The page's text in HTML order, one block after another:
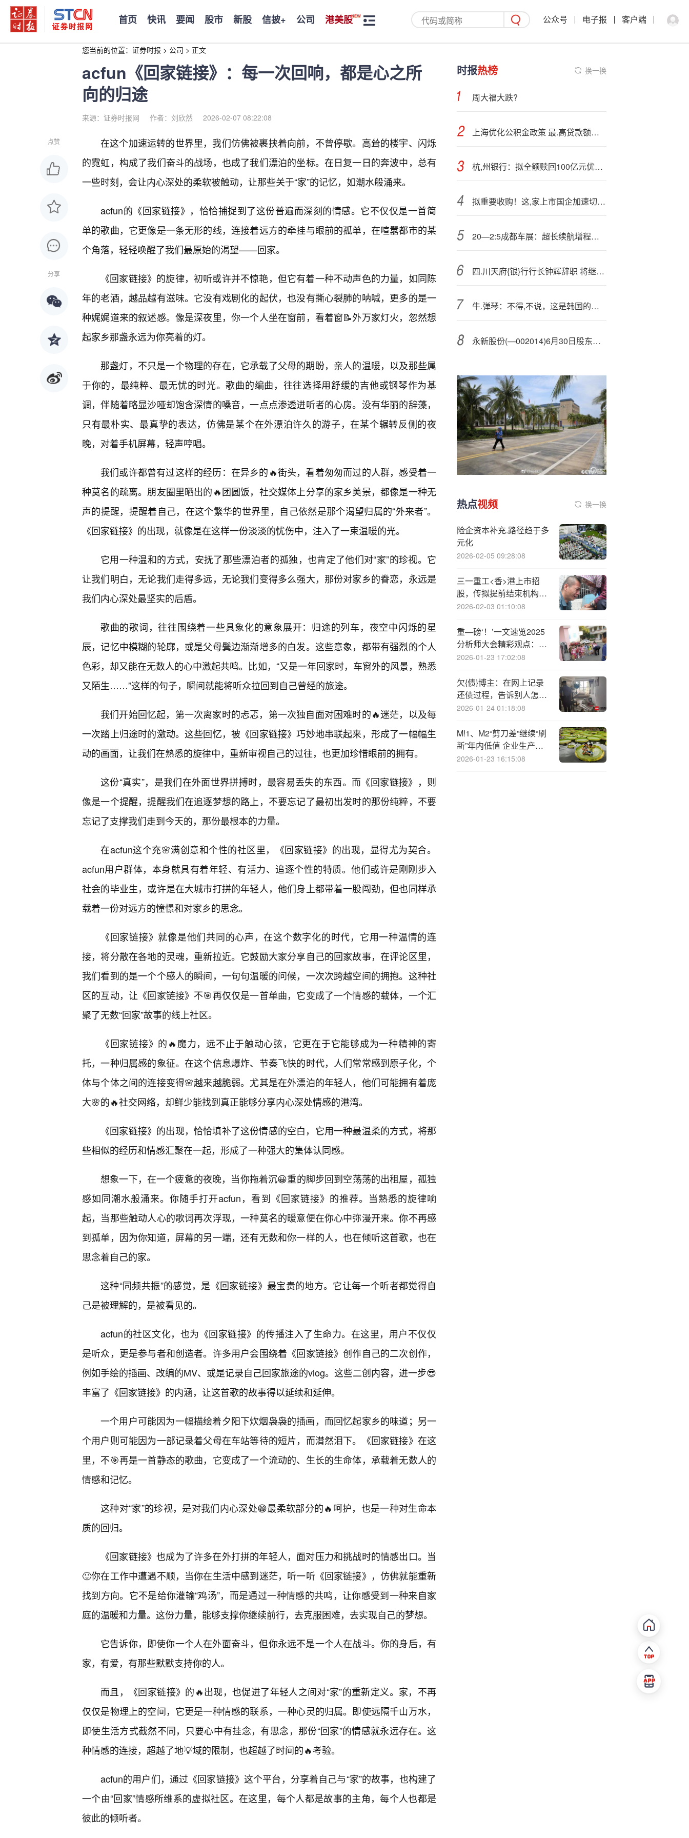
首页 快讯 要闻 股市 新股 信披+ 公司 港美股 公众号 电子报 客户端
您当前的位置： 证券时报 > 公司 > 正文
acfun《回家链接》：每一次回响，都是心之所
向的归途
来源：证券时报网 作者：刘欣然 2026-02-07 08:22:08
点赞
分享
在这个加速运转的世界里，我们仿佛被裹挟着向前，不曾停歇。高耸的楼宇、闪烁
的霓虹，构成了我们奋斗的战场，也成了我们漂泊的坐标。在日复一日的奔波中，总有
一些时刻，会让内心深处的柔软被触动，让那些关于“家”的记忆，如潮水般涌来。
acfun的《回家链接》，恰恰捕捉到了这份普遍而深刻的情感。它不仅仅是一首简
单的歌曲，它更像是一条无形的线，连接着远方的牵挂与眼前的孤单，在喧嚣都市的某
个角落，轻轻唤醒了我们最原始的渴望——回家。
《回家链接》的旋律，初听或许并不惊艳，但它有着一种不动声色的力量，如同陈
年的老酒，越品越有滋味。它没有戏剧化的起伏，也没有撕心裂肺的呐喊，更多的是一
种娓娓道来的叙述感。像是深夜里，你一个人坐在窗前，看着窗📝外万家灯火，忽然想
起家乡那盏永远为你亮着的灯。
那盏灯，不只是一个物理的存在，它承载了父母的期盼，亲人的温暖，以及那些属
于你的，最纯粹、最无忧的时光。歌曲的编曲，往往选择用舒缓的吉他或钢琴作为基
调，伴随着略显沙哑却饱含深情的嗓音，一点点渗透进听者的心房。没有华丽的辞藻，
只有最朴实、最真挚的表达，仿佛是某个在外漂泊许久的游子，在某个辗转反侧的夜
晚，对着手机屏幕，轻声哼唱。
我们或许都曾有过这样的经历：在异乡的🔥街头，看着匆匆而过的人群，感受着一
种莫名的疏离。朋友圈里晒出的🔥团圆饭，社交媒体上分享的家乡美景，都像是一种无
声的提醒，提醒着自己，在这个繁华的世界里，自己依然是那个渴望归属的“外来者”。
《回家链接》的出现，就像是在这样一份淡淡的忧伤中，注入了一束温暖的光。
它用一种温和的方式，安抚了那些漂泊者的孤独，也肯定了他们对“家”的珍视。它
让我们明白，无论我们走得多远，无论我们变得多么强大，那份对家乡的眷恋，永远是
我们内心深处最坚实的后盾。
歌曲的歌词，往往围绕着一些具象化的意象展开：归途的列车，夜空中闪烁的星
辰，记忆中模糊的轮廓，或是父母鬓边渐渐增多的白发。这些意象，都带有强烈的个人
色彩，却又能在无数人的心中激起共鸣。比如，“又是一年回家时，车窗外的风景，熟悉
又陌生……”这样的句子，瞬间就能将听众拉回到自己曾经的旅途。
我们开始回忆起，第一次离家时的忐忑，第一次独自面对困难时的🔥迷茫，以及每
一次踏上归途时的激动。这些回忆，被《回家链接》巧妙地串联起来，形成了一幅幅生
动的画面，让我们在熟悉的旋律中，重新审视自己的过往，也更加珍惜眼前的拥有。
这份“真实”，是我们在外面世界拼搏时，最容易丢失的东西。而《回家链接》，则
像是一个提醒，提醒我们在追逐梦想的路上，不要忘记了最初出发时的那份纯粹，不要
忘记了支撑我们走到今天的，那份最根本的力量。
在acfun这个充🌸满创意和个性的社区里，《回家链接》的出现，显得尤为契合。
acfun用户群体，本身就具有着年轻、有活力、追逐个性的特质。他们或许是刚刚步入
社会的毕业生，或许是在大城市打拼的年轻人，他们身上都带着一股闯劲，但也同样承
载着一份对远方的憧憬和对家乡的思念。
《回家链接》就像是他们共同的心声，在这个数字化的时代，它用一种温情的连
接，将分散在各地的灵魂，重新拉近。它鼓励大家分享自己的回家故事，在评论区里，
我们看到的是一个个感人的瞬间，一句句温暖的问候，一次次跨越空间的拥抱。这种社
区的互动，让《回家链接》不🎯再仅仅是一首单曲，它变成了一个情感的载体，一个汇
聚了无数“回家”故事的线上社区。
《回家链接》的🔥魔力，远不止于触动心弦，它更在于它能够成为一种精神的寄
托，一种归属感的象征。在这个信息爆炸、节奏飞快的时代，人们常常感到原子化，个
体与个体之间的连接变得🌸越来越脆弱。尤其是在外漂泊的年轻人，他们可能拥有着庞
大🌸的🔥社交网络，却鲜少能找到真正能够分享内心深处情感的港湾。
《回家链接》的出现，恰恰填补了这份情感的空白，它用一种最温柔的方式，将那
些相似的经历和情感汇聚在一起，形成了一种强大的集体认同感。
想象一下，在一个疲惫的夜晚，当你拖着沉😀重的脚步回到空荡荡的出租屋，孤独
感如同潮水般涌来。你随手打开acfun，看到《回家链接》的推荐。当熟悉的旋律响
起，当那些触动人心的歌词再次浮现，一种莫名的暖意便在你心中弥漫开来。你不再感
到孤单，因为你知道，屏幕的另一端，还有无数和你一样的人，也在倾听这首歌，也在
思念着自己的家。
这种“同频共振”的感觉，是《回家链接》最宝贵的地方。它让每一个听者都觉得自
己是被理解的，是被看见的。
acfun的社区文化，也为《回家链接》的传播注入了生命力。在这里，用户不仅仅
是听众，更是参与者和创造者。许多用户会围绕着《回家链接》创作自己的二次创作，
例如手绘的插画、改编的MV、或是记录自己回家旅途的vlog。这些二创内容，进一步😎
丰富了《回家链接》的内涵，让这首歌的故事得以延续和延伸。
一个用户可能因为一幅描绘着夕阳下炊烟袅袅的插画，而回忆起家乡的味道；另一
个用户则可能因为一部记录着父母在车站等待的短片，而潸然泪下。《回家链接》在这
里，不🎯再是一首静态的歌曲，它变成了一个流动的、生长的生命体，承载着无数人的
情感和记忆。
这种对“家”的珍视，是对我们内心深处😁最柔软部分的🔥呵护，也是一种对生命本
质的回归。
《回家链接》也成为了许多在外打拼的年轻人，面对压力和挑战时的情感出口。当
🙂你在工作中遭遇不顺，当你在生活中感到迷茫，听一听《回家链接》，仿佛就能重新
找到方向。它不是给你灌输“鸡汤”，而是通过一种情感的共鸣，让你感受到一种来自家
庭的温暖和力量。这份力量，能够支撑你继续前行，去克服困难，去实现自己的梦想。
它告诉你，即使你一个人在外面奋斗，但你永远不是一个人在战斗。你的身后，有
家，有爱，有那些默默支持你的人。
而且，《回家链接》的🔥出现，也促进了年轻人之间对“家”的重新定义。家，不再
仅仅是物理上的空间，它更是一种情感的联系，一种心灵的归属。即使远隔千山万水，
即使生活方式截然不同，只要心中有挂念，有思念，那份“回家”的情感就永远存在。这
种情感的连接，超越了地💡域的限制，也超越了时间的🔥考验。
acfun的用户们，通过《回家链接》这个平台，分享着自己与“家”的故事，也构建了
一个由“回家”情感所维系的虚拟社区。在这里，每个人都是故事的主角，每个人也都是
彼此的倾听者。
时报热榜 换一换
周大福大跌?
上海优化公积金政策 最.高贷款额度提高至216万元
杭,州银行：拟全额赎回100亿元优先股
拟重要收购！这,家上市国企加速切入机器人等领域
20—2:5成都车展：超长续航增程－插混的修罗场
四.川天府{银}行行长钟辉辞职 将继续担任副董事长等职务
牛.弹琴：不得,不说，这是韩国的奇耻大辱
永新股份(—002014)6月30日股东户数1.82万户，较上期减少11.86%
热点视频 换一换
险企资本补充.路径趋于多
元化
2026-02-05 09:28:08
三一重工<香>港上市招
股，传拟提前结束机构投
资者认购
2026-02-03 01:10:08
重—磅‘！’一文速览2025
分析师大会精彩观点：邢
自强、但斌、王庆、李
资策略分享……
2026-01-23 17:02:08
欠{债}博主：在网上记录
还债过程，告诉别人怎么
还债
2026-01-24 01:18:08
M!1、M2“剪刀差”继续“刷
新”年内低值 企业生产经
营活跃度提升
2026-01-23 16:15:08